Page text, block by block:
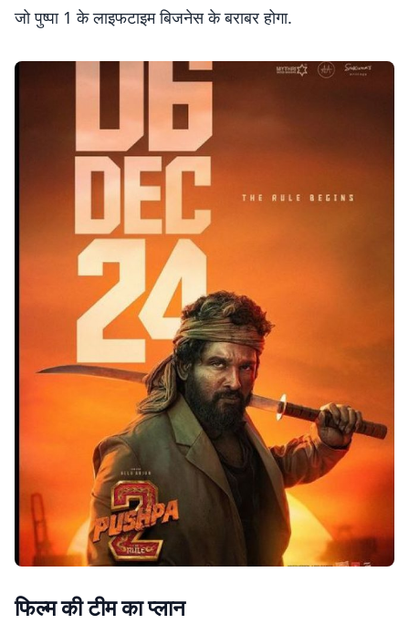
जो पुष्पा 1 के लाइफटाइम बिजनेस के बराबर होगा.
फिल्म की टीम का प्लान